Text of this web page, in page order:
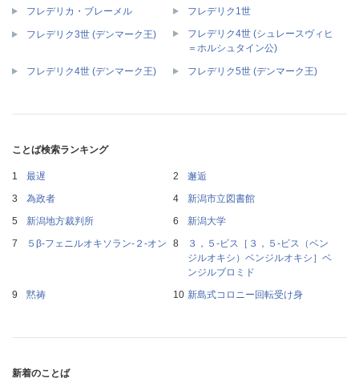
フレデリカ・ブレーメル フレデリク1世
フレデリク3世 (デンマーク王)
フレデリク4世 (シュレースヴィヒ
＝ホルシュタイン公)
フレデリク4世 (デンマーク王) フレデリク5世 (デンマーク王)
ことば検索ランキング
最遅
邂逅
為政者
新潟市立図書館
新潟地方裁判所
新潟大学
５β‐フェニルオキソラン‐２‐オン
３，５‐ビス［３，５‐ビス（ベン
ジルオキシ）ベンジルオキシ］ベ
ンジルブロミド
黙祷
新島式コロニー回転受け身
新着のことば